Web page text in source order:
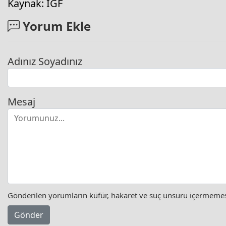
Kaynak: IGF
Yorum Ekle
Adınız Soyadınız
Mesaj
Gönderilen yorumların küfür, hakaret ve suç unsuru
Gönder